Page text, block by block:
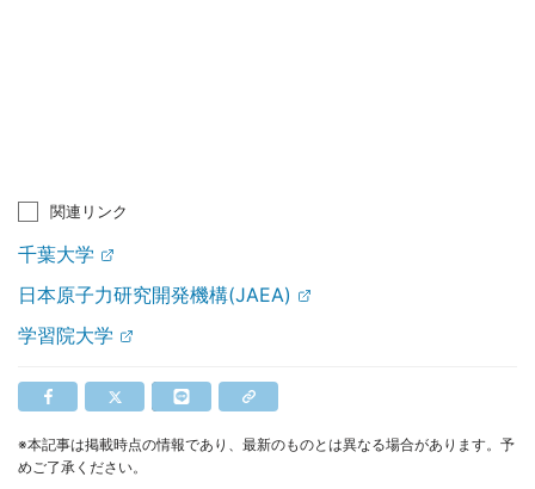
関連リンク
千葉大学
日本原子力研究開発機構(JAEA)
学習院大学
※本記事は掲載時点の情報であり、最新のものとは異なる場合があります。予
めご了承ください。